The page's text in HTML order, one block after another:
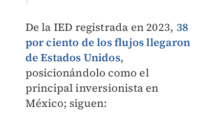
De la IED registrada en 2023, 38
por ciento de los flujos llegaron
de Estados Unidos,
posicionándolo como el
principal inversionista en
México; siguen: